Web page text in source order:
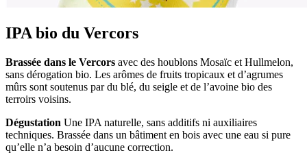
IPA bio du Vercors
Brassée dans le Vercors avec des houblons Mosaïc et Hullmelon,
sans dérogation bio. Les arômes de fruits tropicaux et d’agrumes
mûrs sont soutenus par du blé, du seigle et de l’avoine bio des
terroirs voisins.
Dégustation Une IPA naturelle, sans additifs ni auxiliaires
techniques. Brassée dans un bâtiment en bois avec une eau si pure
qu’elle n’a besoin d’aucune correction.